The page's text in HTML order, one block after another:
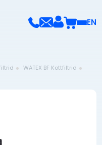
EN
WATEX BF Kottfiltrid